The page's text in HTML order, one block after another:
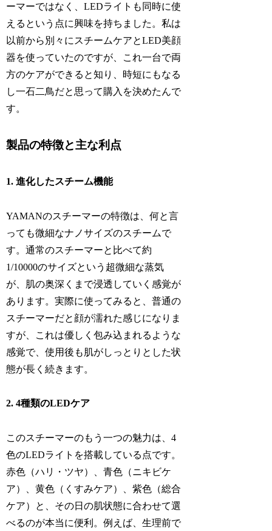
ーマーではなく、LEDライトも同時に使
えるという点に興味を持ちました。私は
以前から別々にスチームケアとLED美顔
器を使っていたのですが、これ一台で両
方のケアができると知り、時短にもなる
し一石二鳥だと思って購入を決めたんで
す。
製品の特徴と主な利点
1. 進化したスチーム機能
YAMANのスチーマーの特徴は、何と言
っても微細なナノサイズのスチームで
す。通常のスチーマーと比べて約
1/10000のサイズという超微細な蒸気
が、肌の奥深くまで浸透していく感覚が
あります。実際に使ってみると、普通の
スチーマーだと顔が濡れた感じになりま
すが、これは優しく包み込まれるような
感覚で、使用後も肌がしっとりとした状
態が長く続きます。
2. 4種類のLEDケア
このスチーマーのもう一つの魅力は、4
色のLEDライトを搭載している点です。
赤色（ハリ・ツヤ）、青色（ニキビケ
ア）、黄色（くすみケア）、紫色（総合
ケア）と、その日の肌状態に合わせて選
べるのが本当に便利。例えば、生理前で